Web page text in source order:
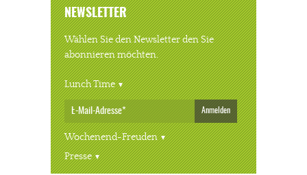
« ALLE VERANSTALTUNGEN
NEWSLETTER
Wählen Sie den Newsletter den Sie
abonnieren möchten.
Lunch Time
Anmelden
Wochenend-Freuden
Presse